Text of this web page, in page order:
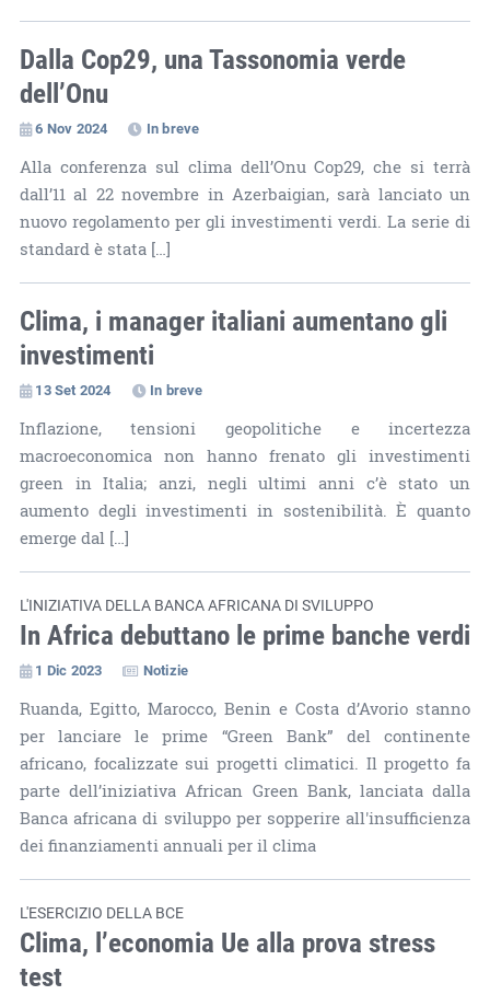
Dalla Cop29, una Tassonomia verde
dell’Onu
6 Nov 2024 In breve
Alla conferenza sul clima dell’Onu Cop29, che si terrà
dall’11 al 22 novembre in Azerbaigian, sarà lanciato un
nuovo regolamento per gli investimenti verdi. La serie di
standard è stata […]
Clima, i manager italiani aumentano gli
investimenti
13 Set 2024 In breve
Inflazione, tensioni geopolitiche e incertezza
macroeconomica non hanno frenato gli investimenti
green in Italia; anzi, negli ultimi anni c’è stato un
aumento degli investimenti in sostenibilità. È quanto
emerge dal […]
L'INIZIATIVA DELLA BANCA AFRICANA DI SVILUPPO
In Africa debuttano le prime banche verdi
1 Dic 2023 Notizie
Ruanda, Egitto, Marocco, Benin e Costa d’Avorio stanno
per lanciare le prime “Green Bank” del continente
africano, focalizzate sui progetti climatici. Il progetto fa
parte dell’iniziativa African Green Bank, lanciata dalla
Banca africana di sviluppo per sopperire all'insufficienza
dei finanziamenti annuali per il clima
L'ESERCIZIO DELLA BCE
Clima, l’economia Ue alla prova stress
test